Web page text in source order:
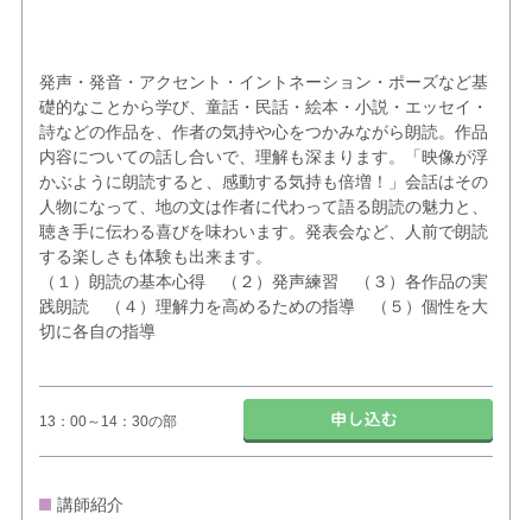
発声・発音・アクセント・イントネーション・ポーズなど基
礎的なことから学び、童話・民話・絵本・小説・エッセイ・
詩などの作品を、作者の気持や心をつかみながら朗読。作品
内容についての話し合いで、理解も深まります。「映像が浮
かぶように朗読すると、感動する気持も倍増！」会話はその
人物になって、地の文は作者に代わって語る朗読の魅力と、
聴き手に伝わる喜びを味わいます。発表会など、人前で朗読
する楽しさも体験も出来ます。
（１）朗読の基本心得 （２）発声練習 （３）各作品の実
践朗読 （４）理解力を高めるための指導 （５）個性を大
切に各自の指導
13：00～14：30の部
講師紹介